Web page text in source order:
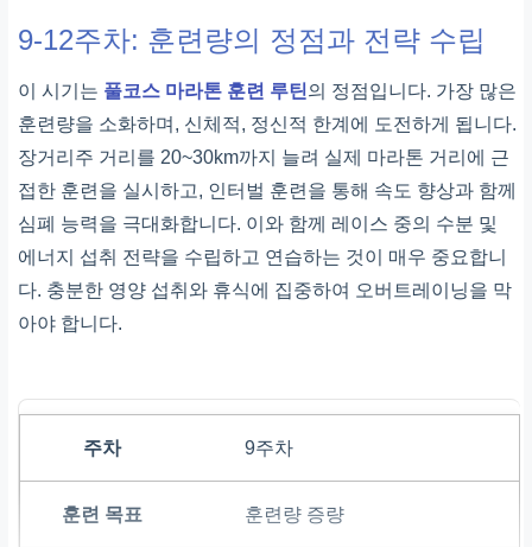
9-12주차: 훈련량의 정점과 전략 수립
이 시기는 풀코스 마라톤 훈련 루틴의 정점입니다. 가장 많은
훈련량을 소화하며, 신체적, 정신적 한계에 도전하게 됩니다.
장거리주 거리를 20~30km까지 늘려 실제 마라톤 거리에 근
접한 훈련을 실시하고, 인터벌 훈련을 통해 속도 향상과 함께
심폐 능력을 극대화합니다. 이와 함께 레이스 중의 수분 및
에너지 섭취 전략을 수립하고 연습하는 것이 매우 중요합니
다. 충분한 영양 섭취와 휴식에 집중하여 오버트레이닝을 막
아야 합니다.
9주차
훈련량 증량